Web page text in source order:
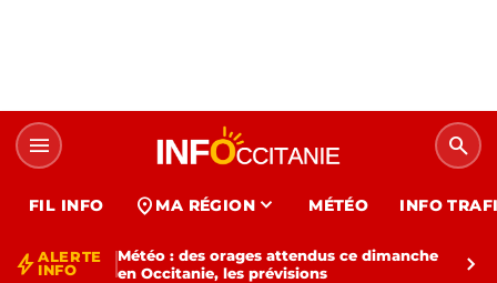
menu search
FIL INFO location_on MA RÉGION expand_more MÉTÉO INFO
bolt ALERTE
INFO
Météo : des orages attendus ce dimanche
en Occitanie, les prévisions
chevron_right